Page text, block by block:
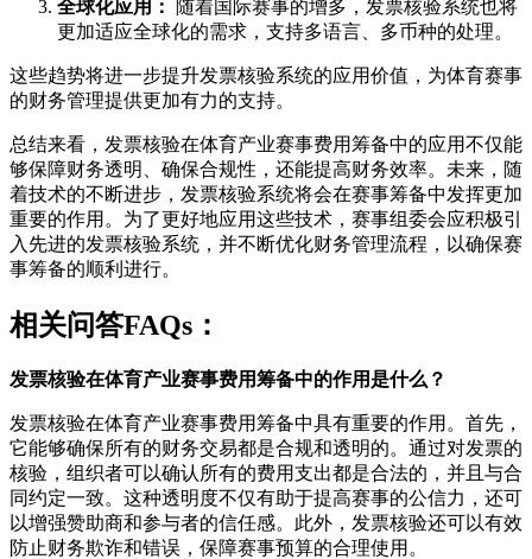
全球化应用：
随着国际赛事的增多，发票核验系统也将
更加适应全球化的需求，支持多语言、多币种的处理。
这些趋势将进一步提升发票核验系统的应用价值，为体育赛事
的财务管理提供更加有力的支持。
总结来看，发票核验在体育产业赛事费用筹备中的应用不仅能
够保障财务透明、确保合规性，还能提高财务效率。未来，随
着技术的不断进步，发票核验系统将会在赛事筹备中发挥更加
重要的作用。为了更好地应用这些技术，赛事组委会应积极引
入先进的发票核验系统，并不断优化财务管理流程，以确保赛
事筹备的顺利进行。
相关问答FAQs：
发票核验在体育产业赛事费用筹备中的作用是什么？
发票核验在体育产业赛事费用筹备中具有重要的作用。首先，
它能够确保所有的财务交易都是合规和透明的。通过对发票的
核验，组织者可以确认所有的费用支出都是合法的，并且与合
同约定一致。这种透明度不仅有助于提高赛事的公信力，还可
以增强赞助商和参与者的信任感。此外，发票核验还可以有效
防止财务欺诈和错误，保障赛事预算的合理使用。